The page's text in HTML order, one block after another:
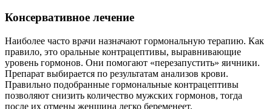
Консервативное лечение
Наиболее часто врачи назначают гормональную терапию. Как
правило, это оральные контрацептивы, выравнивающие
уровень гормонов. Они помогают «перезапустить» яичники.
Препарат выбирается по результатам анализов крови.
Правильно подобранные гормональные контрацептивы
позволяют снизить количество мужских гормонов, тогда
после их отмены женщина легко беременеет.